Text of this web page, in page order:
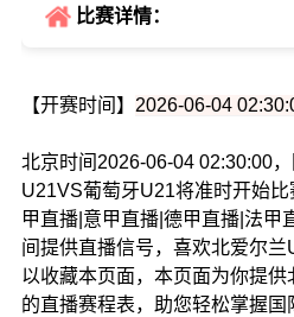
比赛详情：
【开赛时间】 2026-06-04
北京时间2026-06-04 02:30:00
U21VS葡萄牙U21将准时开始
甲直播|意甲直播|德甲直播|法甲
间提供直播信号，喜欢北爱尔
以收藏本页面，本页面为你提
的直播赛程表，助您轻松掌握